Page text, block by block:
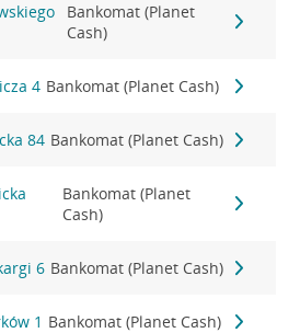
Bankomat (Planet
Cash)
4 Bankomat (Planet Cash)
84 Bankomat (Planet Cash)
Bankomat (Planet
Cash)
6 Bankomat (Planet Cash)
1 Bankomat (Planet Cash)